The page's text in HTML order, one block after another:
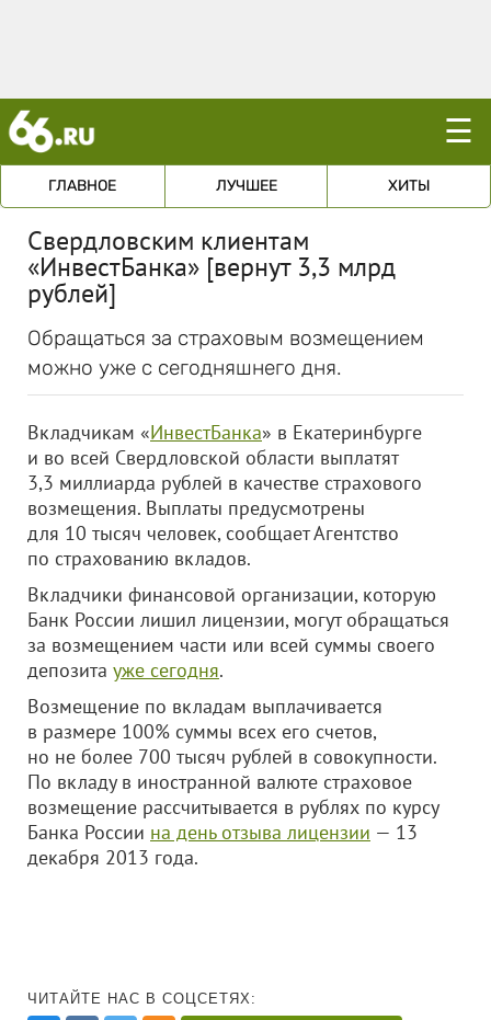
☰
ГЛАВНОЕ ЛУЧШЕЕ ХИТЫ
Свердловским клиентам
«ИнвестБанка» [вернут 3,3 млрд
рублей]
Обращаться за страховым возмещением
можно уже с сегодняшнего дня.
Вкладчикам «ИнвестБанка» в Екатеринбурге
и во всей Свердловской области выплатят
3,3 миллиарда рублей в качестве страхового
возмещения. Выплаты предусмотрены
для 10 тысяч человек, сообщает Агентство
по страхованию вкладов.
Вкладчики финансовой организации, которую
Банк России лишил лицензии, могут обращаться
за возмещением части или всей суммы своего
депозита уже сегодня.
Возмещение по вкладам выплачивается
в размере 100% суммы всех его счетов,
но не более 700 тысяч рублей в совокупности.
По вкладу в иностранной валюте страховое
возмещение рассчитывается в рублях по курсу
Банка России на день отзыва лицензии — 13
декабря 2013 года.
ЧИТАЙТЕ НАС В СОЦСЕТЯХ: